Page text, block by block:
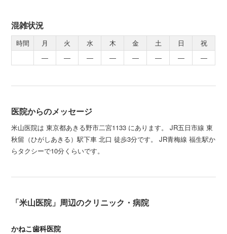
混雑状況
時間 月 火 水 木 金 土 日
祝
―
― ― ― ― ― ― ―
医院からのメッセージ
米山医院は 東京都あきる野市二宮1133 にあります。 JR五日市線 東
秋留（ひがしあきる）駅下車 北口 徒歩3分です。 JR青梅線 福生駅か
らタクシーで10分くらいです。
「米山医院」周辺のクリニック・病院
かねこ歯科医院